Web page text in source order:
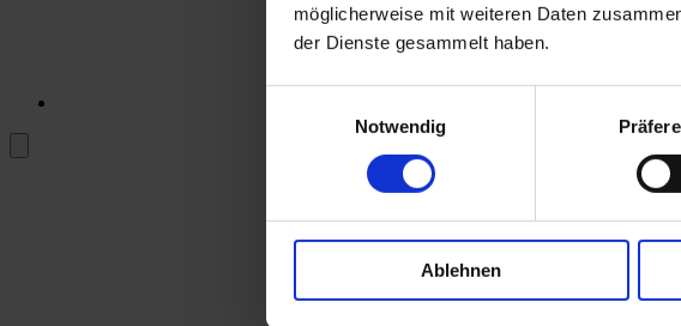
möglicherweise mit weiteren Daten
der Dienste gesammelt haben.
Notwendig
Ablehnen